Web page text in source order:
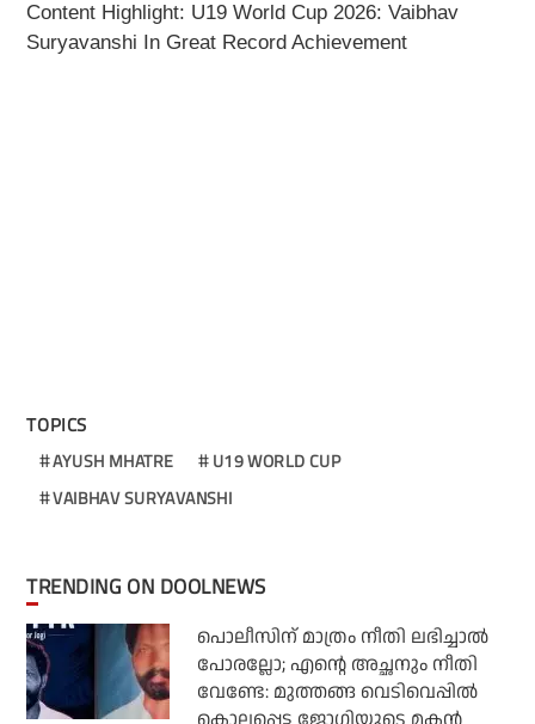
Content Highlight: U19 World Cup 2026: Vaibhav
Suryavanshi In Great Record Achievement
TOPICS
AYUSH MHATRE
U19 WORLD CUP
VAIBHAV SURYAVANSHI
TRENDING ON DOOLNEWS
പൊലീസിന് മാത്രം നീതി ലഭിച്ചാല്‍
പോരല്ലോ; എന്റെ അച്ഛനും നീതി
വേണ്ടേ: മുത്തങ്ങ വെടിവെപ്പില്‍